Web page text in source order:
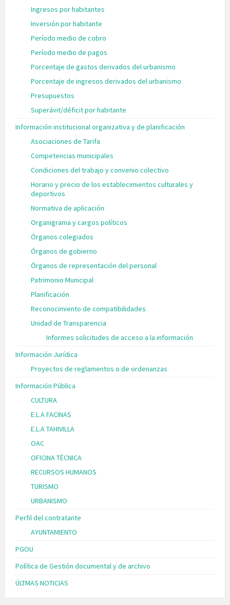
Ingresos por habitantes
Inversión por habitante
Período medio de cobro
Período medio de pagos
Porcentaje de gastos derivados del urbanismo
Porcentaje de ingresos derivados del urbanismo
Presupuestos
Superávit/déficit por habitante
Información institucional organizativa y de planificación
Asociaciones de Tarifa
Competencias municipales
Condiciones del trabajo y convenio colectivo
Horario y precio de los establecimientos culturales y
deportivos
Normativa de aplicación
Organigrama y cargos políticos
Órganos colegiados
Órganos de gobierno
Órganos de representación del personal
Patrimonio Municipal
Planificación
Reconocimiento de compatibilidades
Unidad de Transparencia
Informes solicitudes de acceso a la información
Información Jurídica
Proyectos de reglamentos o de ordenanzas
Información Pública
CULTURA
E.L.A FACINAS
E.L.A TAHIVILLA
OAC
OFICINA TÉCNICA
RECURSOS HUMANOS
TURISMO
URBANISMO
Perfil del contratante
AYUNTAMIENTO
PGOU
Política de Gestión documental y de archivo
ÚLTMAS NOTICIAS